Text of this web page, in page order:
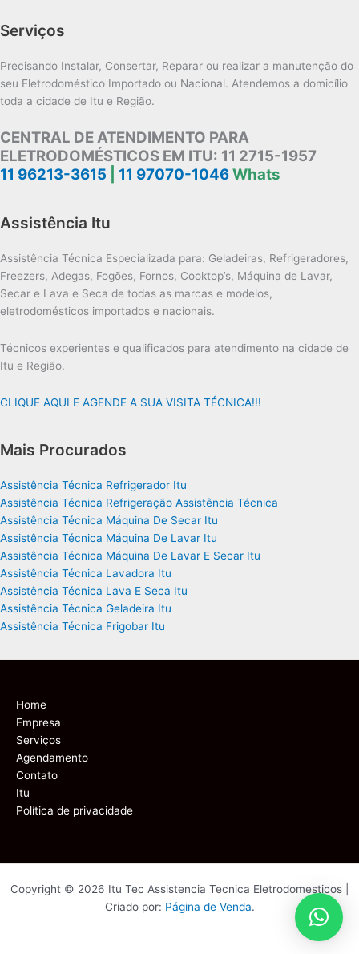
Serviços
Precisando Instalar, Consertar, Reparar ou realizar a manutenção do
seu Eletrodoméstico Importado ou Nacional. Atendemos a domicílio
toda a cidade de Itu e Região.
CENTRAL DE ATENDIMENTO PARA
ELETRODOMÉSTICOS EM ITU: 11 2715-1957
11 96213-3615
11 97070-1046Whats
Assistência Itu
Assistência Técnica Especializada para: Geladeiras, Refrigeradores,
Freezers, Adegas, Fogões, Fornos, Cooktop’s, Máquina de Lavar,
Secar e Lava e Seca de todas as marcas e modelos,
eletrodomésticos importados e nacionais.
Técnicos experientes e qualificados para atendimento na cidade de
Itu e Região.
CLIQUE AQUI E AGENDE A SUA VISITA TÉCNICA!!!
Mais Procurados
Assistência Técnica Refrigerador Itu
Assistência Técnica Refrigeração Assistência Técnica
Assistência Técnica Máquina De Secar Itu
Assistência Técnica Máquina De Lavar Itu
Assistência Técnica Máquina De Lavar E Secar Itu
Assistência Técnica Lavadora Itu
Assistência Técnica Lava E Seca Itu
Assistência Técnica Geladeira Itu
Assistência Técnica Frigobar Itu
Home
Empresa
Serviços
Agendamento
Contato
Itu
Política de privacidade
Copyright © 2026 Itu Tec Assistencia Tecnica Eletrodomesticos |
Criado por: Página de Venda.